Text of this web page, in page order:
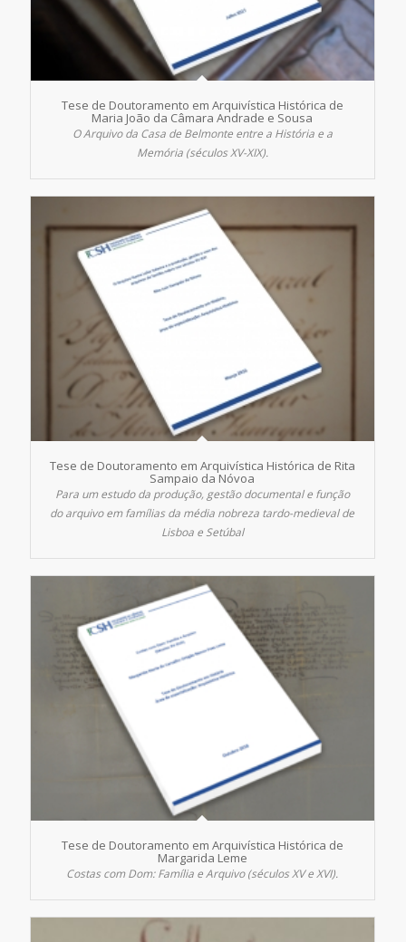
Tese de Doutoramento em Arquivística Histórica de
Maria João da Câmara Andrade e Sousa
O Arquivo da Casa de Belmonte entre a História e a
Memória (séculos XV-XIX).
Tese de Doutoramento em Arquivística Histórica de Rita
Sampaio da Nóvoa
Para um estudo da produção, gestão documental e função
do arquivo em famílias da média nobreza tardo-medieval de
Lisboa e Setúbal
Tese de Doutoramento em Arquivística Histórica de
Margarida Leme
Costas com Dom: Família e Arquivo (séculos XV e XVI).